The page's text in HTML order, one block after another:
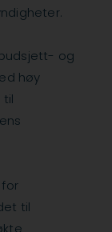
og
høy
til
til